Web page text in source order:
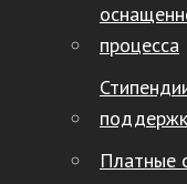
процесса
Платные